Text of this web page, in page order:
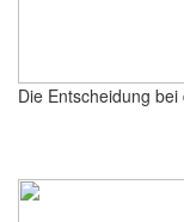
Die Entscheidung